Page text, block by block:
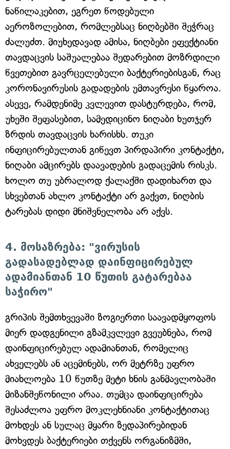
ნაწილაკებით, ეგრეთ წოდებული
აეროზოლებით, რომლებსაც ნიღბებში შეჭრაც
ძალუძთ. მიუხედავად ამისა, ნიღბები ეფექტიანი
თავდაცვის საშუალებაა შედარებით მოზრდილი
წვეთებით გავრცელებული ბაქტერიებისგან, რაც
კორონავირუსის გადადების უმთავრესი წყაროა.
ასევე, რამდენიმე კვლევით დასტურდება, რომ,
უხეში შეფასებით, სამედიცინო ნიღაბი ხუთჯერ
ზრდის თავდაცვის ხარისხს. თუკი
ინფიცირებულთან გიწევთ პირდაპირი კონტაქტი,
ნიღაბი ამცირებს დაავადების გადაცემის რისკს.
ხოლო თუ უბრალოდ ქალაქში დადიხართ და
სხვებთან ახლო კონტაქტი არ გაქვთ, ნიღბის
ტარებას დიდი მნიშვნელობა არ აქვს.
4. მოსაზრება: "ვირუსის
გადასადებლად დაინფიცირებულ
ადამიანთან 10 წუთის გატარებაა
საჭირო"
გრიპის შემთხვევაში ზოგიერთი საავადმყოფოს
მიერ დადგენილი გზამკვლევი გვეუბნება, რომ
დაინფიცირებულ ადამიანთან, რომელიც
ახველებს ან აცემინებს, ორ მეტრზე უფრო
მიახლოება 10 წუთზე მეტი ხნის განმავლობაში
მიზანშეწონილი არაა. თუმცა დაინფიცირება
შესაძლოა უფრო მოკლეხნიანი კონტაქტითაც
მოხდეს ან სულაც მყარი ზედაპირებიდან
მოხვდეს ბაქტერიები თქვენს ორგანიზმში,